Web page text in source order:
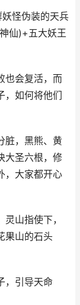
怪伪装的天兵
仙)+五大妖王
也会复活，而
，如何将他们
脏，黑熊、黄
大圣六根，修
，大家都开心
山指使下，
果山的石头
，引导天命